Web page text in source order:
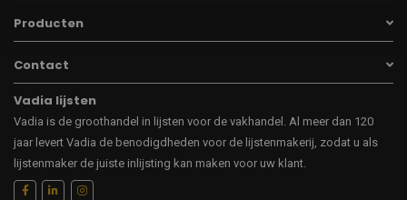
Producten
Contact
Vadia lijsten
Vadia is de groothandel in lijsten voor de vakhandel. Al meer dan 120
jaar levert Vadia de benodigdheden voor de lijstenmakerij, zodat u als
lijstenmaker de juiste inlijsting kan maken voor uw klant.